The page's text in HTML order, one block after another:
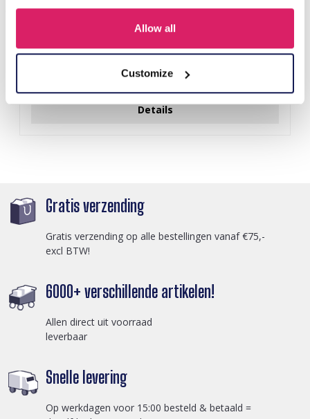
Allow all
Customize
R-H3.2 KY2555-008 Keychain Plush Capybara Baguet 9cm
Login voor prijzen
Details
Gratis verzending
Gratis verzending op alle bestellingen vanaf €75,-
excl BTW!
6000+ verschillende artikelen!
Allen direct uit voorraad
leverbaar
Snelle levering
Op werkdagen voor 15:00 besteld & betaald =